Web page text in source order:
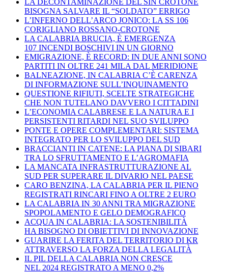
LA DECONTAMINAZIONE DEL SIN CROTONE
BISOGNA SALVARE IL “SOLDATO” ERRIGO
L’INFERNO DELL’ARCO JONICO: LA SS 106
CORIGLIANO ROSSANO-CROTONE
LA CALABRIA BRUCIA, È EMERGENZA
107 INCENDI BOSCHIVI IN UN GIORNO
EMIGRAZIONE, È RECORD: IN DUE ANNI SONO
PARTITI IN OLTRE 241 MILA DAL MERIDIONE
BALNEAZIONE, IN CALABRIA C’È CARENZA
DI INFORMAZIONE SULL’INQUINAMENTO
QUESTIONE RIFIUTI, SCELTE STRATEGICHE
CHE NON TUTELANO DAVVERO I CITTADINI
L’ECONOMIA CALABRESE E LA NATURA E I
PERSISTENTI RITARDI NEL SUO SVILUPPO
PONTE E OPERE COMPLEMENTARI: SISTEMA
INTEGRATO PER LO SVILUPPO DEL SUD
BRACCIANTI IN CATENE: LA PIANA DI SIBARI
TRA LO SFRUTTAMENTO E L’AGROMAFIA
LA MANCATA INFRASTRUTTURAZIONE AL
SUD PER SUPERARE IL DIVARIO NEL PAESE
CARO BENZINA, LA CALABRIA PER IL PIENO
REGISTRATI RINCARI FINO A OLTRE 2 EURO
LA CALABRIA IN 30 ANNI TRA MIGRAZIONE
SPOPOLAMENTO E GELO DEMOGRAFICO
ACQUA IN CALABRIA: LA SOSTENIBILITÀ
HA BISOGNO DI OBIETTIVI DI INNOVAZIONE
GUARIRE LA FERITA DEL TERRITORIO DI KR
ATTRAVERSO LA FORZA DELLA LEGALITÀ
IL PIL DELLA CALABRIA NON CRESCE
NEL 2024 REGISTRATO A MENO 0,2%